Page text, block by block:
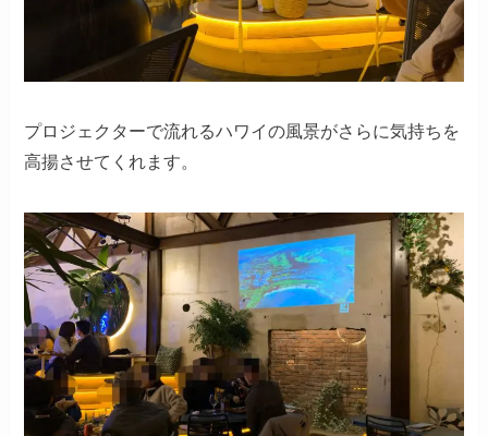
プロジェクターで流れるハワイの風景がさらに気持ちを
高揚させてくれます。